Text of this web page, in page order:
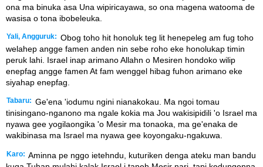
ona ma binuka asa Una wipiricayawa, so ona magena watooma de
wasisa o tona ibobeleuka.
Yali, Angguruk: Obog toho hit honoluk teg lit henepeleg am fug toho
welahep angge famen anden nin sebe roho eke honolukap timin
peruk lahi. Israel inap arimano Allahn o Mesiren hondoko wilip
enepfag angge famen At fam wenggel hibag fuhon arimano eke
siyahap enepfag.
Tabaru: Ge'ena 'iodumu ngini nianakokau. Ma ngoi tomau
tinisingano-nganono ma ngale kokia ma Jou wakisipidili 'o Israel ma
nyawa gee yogilaongika 'o Mesir ma tonaoka, ma ge'enaka de
wakibinasa ma Israel ma nyawa gee koyongaku-ngakuwa.
Karo: Aminna pe nggo ietehndu, kuturiken denga ateku man bandu